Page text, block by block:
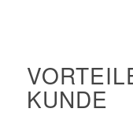
KUNDE